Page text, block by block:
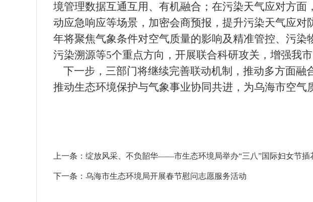
境管理数据互通互用、有机融合；在污染天气应对方
动应急响应等场景，加密会商预报，提升污染天气应
年将聚焦气象条件对空气质量的影响及精准管控、污
污染溯源等5个重点方向，开展联合科研攻关，增强我
下一步，三部门将继续完善联动机制，推动多方面融
推动生态环境保护与气象事业协同共进，为乌海市空气
上一条： 绽放风采、不负韶华——市生态环境局举办“三八”国际妇女节插
下一条： 乌海市生态环境局开展春节慰问志愿服务活动